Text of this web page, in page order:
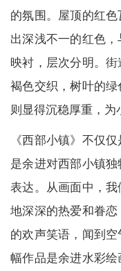
的氛围。屋顶的红
出深浅不一的红色
映衬，层次分明。
褐色交织，树叶的
则显得沉稳厚重，为
《西部小镇》不仅
是余进对西部小镇
表达。从画面中，
地深深的热爱和眷
的欢声笑语，闻到
幅作品是余进水彩